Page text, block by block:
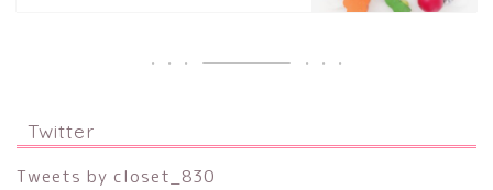
Twitter
Tweets by closet_830